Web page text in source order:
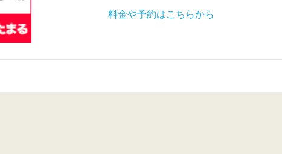
料金や予約はこちらから